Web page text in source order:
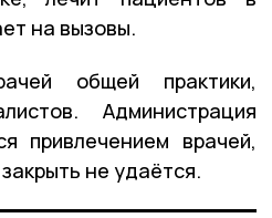
на вызовы.
общей практики,
Администрация
привлечением врачей,
не удаётся.